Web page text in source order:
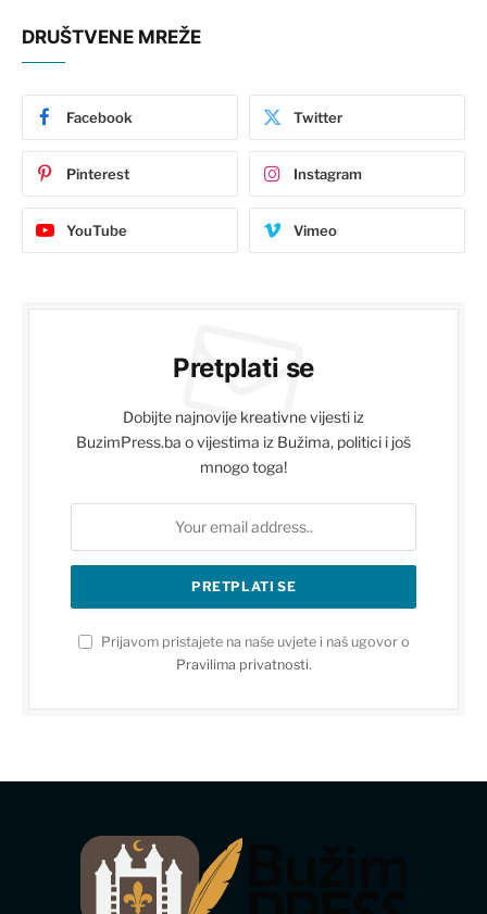
DRUŠTVENE MREŽE
Facebook Twitter
Pinterest Instagram
YouTube Vimeo
Pretplati se
Dobijte najnovije kreativne vijesti iz
BuzimPress.ba o vijestima iz Bužima, politici i još
mnogo toga!
Prijavom pristajete na naše uvjete i naš ugovor o
Pravilima privatnosti.